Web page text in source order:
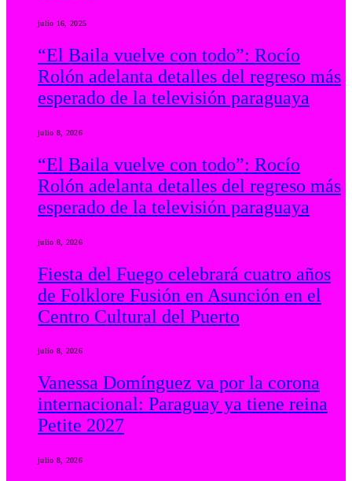
julio 16, 2025
“El Baila vuelve con todo”: Rocío
Rolón adelanta detalles del regreso más
esperado de la televisión paraguaya
julio 8, 2026
“El Baila vuelve con todo”: Rocío
Rolón adelanta detalles del regreso más
esperado de la televisión paraguaya
julio 8, 2026
Fiesta del Fuego celebrará cuatro años
de Folklore Fusión en Asunción en el
Centro Cultural del Puerto
julio 8, 2026
Vanessa Domínguez va por la corona
internacional: Paraguay ya tiene reina
Petite 2027
julio 8, 2026